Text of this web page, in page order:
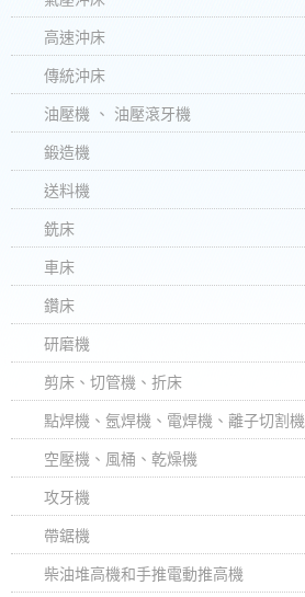
高速沖床
傳統沖床
油壓機 、 油壓滾牙機
鍛造機
送料機
銑床
車床
鑽床
研磨機
剪床、切管機、折床
點焊機、氬焊機、電焊機、離子切割機
空壓機、風桶、乾燥機
攻牙機
帶鋸機
柴油堆高機和手推電動推高機